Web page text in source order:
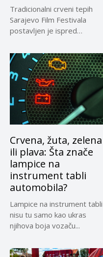
Tradicionalni crveni tepih
Sarajevo Film Festivala
postavljen je ispred
Sarajevo,...
Crvena, žuta, zelena
ili plava: Šta znače
lampice na
instrument tabli
automobila?
Lampice na instrument tabli
nisu tu samo kao ukras
njihova boja vozaču...